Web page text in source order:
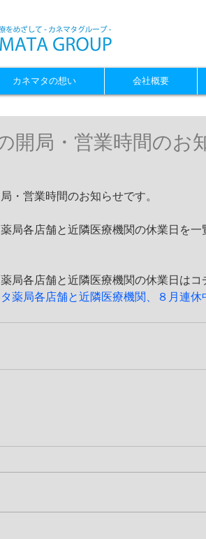
カネマタの想い 会社概要
開局・営業時間のお
・営業時間のお知らせです。
局各店舗と近隣医療機関の休業日を
局各店舗と近隣医療機関の休業日はコ
薬局各店舗と近隣医療機関、８月連休